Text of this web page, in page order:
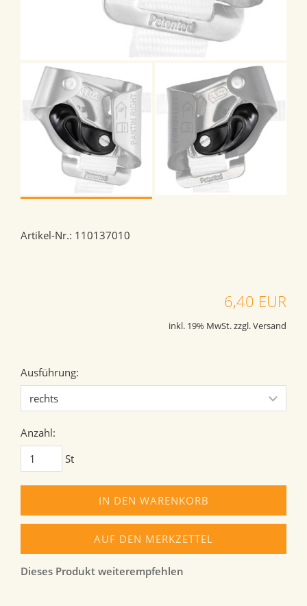
Artikel-Nr.: 110137010
6,40 EUR
inkl. 19% MwSt. zzgl. Versand
Ausführung:
Anzahl:
St
IN DEN WARENKORB
AUF DEN MERKZETTEL
Dieses Produkt weiterempfehlen